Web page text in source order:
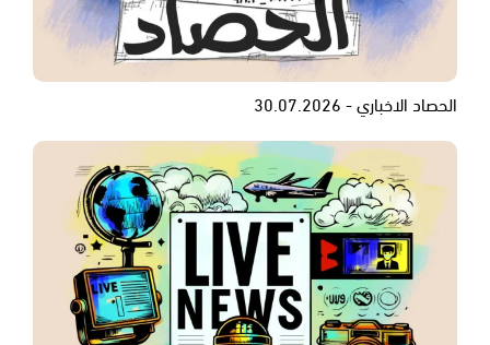
الحصاد الاخباري - 30.07.2026